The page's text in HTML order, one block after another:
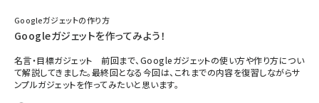
iot女子会 (2295)
北海道をのんびり旅する晴山佳須夫のヒント集！ (2050)
drupal (1966)
genai (1494)
Googleガジェットの作り方
Googleガジェットを作ってみよう！
名言・目標ガジェット 前回まで、Googleガジェットの使い方や作り方につい
て解説してきました。最終回となる今回は、これまでの内容を復習しながらサ
ンプルガジェットを作ってみたいと思います。